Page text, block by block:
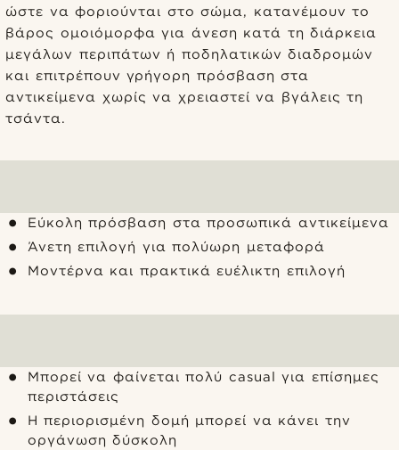
ώστε να φοριούνται στο σώμα, κατανέμουν το
βάρος ομοιόμορφα για άνεση κατά τη διάρκεια
μεγάλων περιπάτων ή ποδηλατικών διαδρομών
και επιτρέπουν γρήγορη πρόσβαση στα
αντικείμενα χωρίς να χρειαστεί να βγάλεις τη
τσάντα.
Εύκολη πρόσβαση στα προσωπικά αντικείμενα
Άνετη επιλογή για πολύωρη μεταφορά
Μοντέρνα και πρακτικά ευέλικτη επιλογή
Μπορεί να φαίνεται πολύ casual για επίσημες
περιστάσεις
Η περιορισμένη δομή μπορεί να κάνει την
οργάνωση δύσκολη